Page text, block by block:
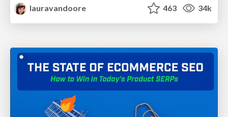
lauravandoore
463 34k